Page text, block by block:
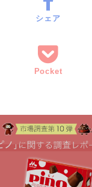
シェア
Pocket